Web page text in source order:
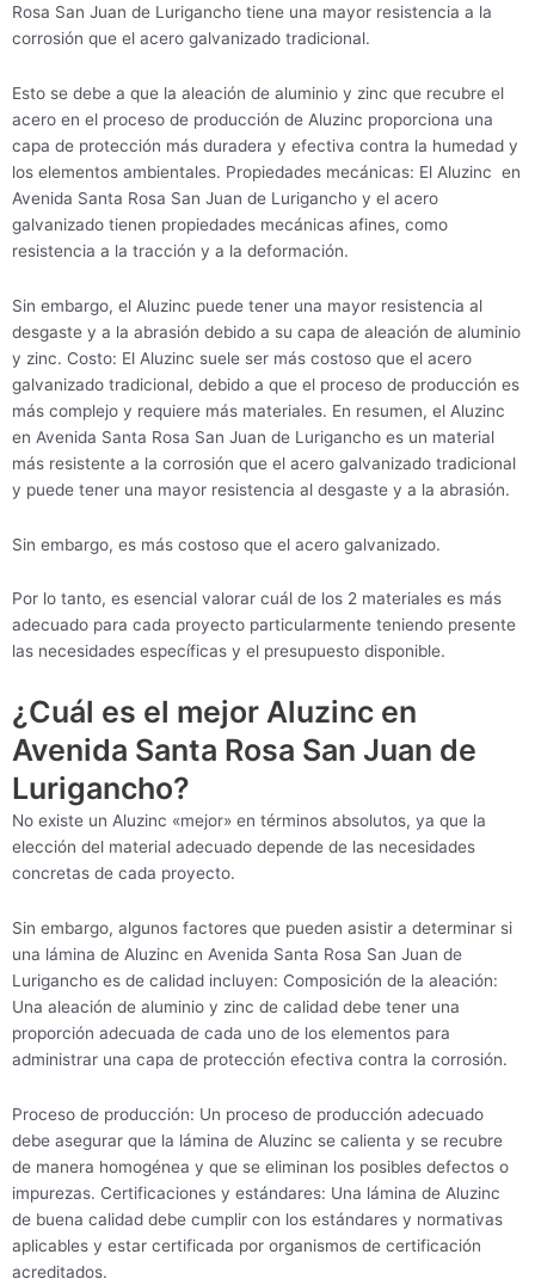
Rosa San Juan de Lurigancho tiene una mayor resistencia a la
corrosión que el acero galvanizado tradicional.
Esto se debe a que la aleación de aluminio y zinc que recubre el
acero en el proceso de producción de Aluzinc proporciona una
capa de protección más duradera y efectiva contra la humedad y
los elementos ambientales. Propiedades mecánicas: El Aluzinc en
Avenida Santa Rosa San Juan de Lurigancho y el acero
galvanizado tienen propiedades mecánicas afines, como
resistencia a la tracción y a la deformación.
Sin embargo, el Aluzinc puede tener una mayor resistencia al
desgaste y a la abrasión debido a su capa de aleación de aluminio
y zinc. Costo: El Aluzinc suele ser más costoso que el acero
galvanizado tradicional, debido a que el proceso de producción es
más complejo y requiere más materiales. En resumen, el Aluzinc
en Avenida Santa Rosa San Juan de Lurigancho es un material
más resistente a la corrosión que el acero galvanizado tradicional
y puede tener una mayor resistencia al desgaste y a la abrasión.
Sin embargo, es más costoso que el acero galvanizado.
Por lo tanto, es esencial valorar cuál de los 2 materiales es más
adecuado para cada proyecto particularmente teniendo presente
las necesidades específicas y el presupuesto disponible.
¿Cuál es el mejor Aluzinc en
Avenida Santa Rosa San Juan de
Lurigancho?
No existe un Aluzinc «mejor» en términos absolutos, ya que la
elección del material adecuado depende de las necesidades
concretas de cada proyecto.
Sin embargo, algunos factores que pueden asistir a determinar si
una lámina de Aluzinc en Avenida Santa Rosa San Juan de
Lurigancho es de calidad incluyen: Composición de la aleación:
Una aleación de aluminio y zinc de calidad debe tener una
proporción adecuada de cada uno de los elementos para
administrar una capa de protección efectiva contra la corrosión.
Proceso de producción: Un proceso de producción adecuado
debe asegurar que la lámina de Aluzinc se calienta y se recubre
de manera homogénea y que se eliminan los posibles defectos o
impurezas. Certificaciones y estándares: Una lámina de Aluzinc
de buena calidad debe cumplir con los estándares y normativas
aplicables y estar certificada por organismos de certificación
acreditados.